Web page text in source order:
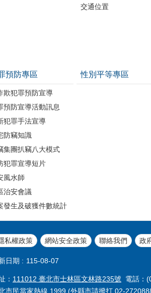
交通位置
預防專區
欺犯罪預防宣導
預防宣導活動訊息
犯罪手法宣導
防竊知識
集團扒竊八大模式
犯罪宣導短片
風水師
治安會議
發生及破獲件數統計
性別平等專區
私權政策 網站安全政策 聯絡我們 政
日期 115-08-07
： 111012 臺北市士林區文林路235號 電話：
市民當家熱線 1999 (外縣市請撥打 02-